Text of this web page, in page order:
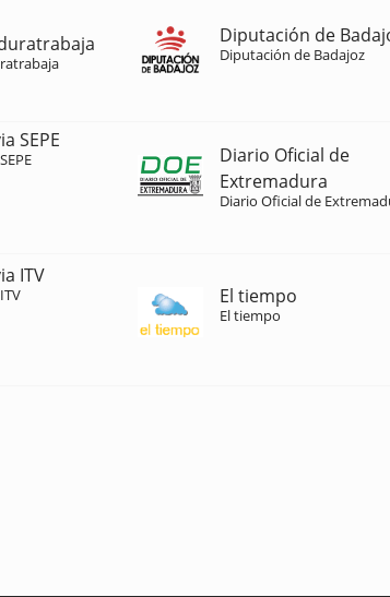
Diputación de
Diputación de Badajoz
SEPE
Diario Oficial de
Extremadura
Diario Oficial de
ITV
El tiempo
El tiempo